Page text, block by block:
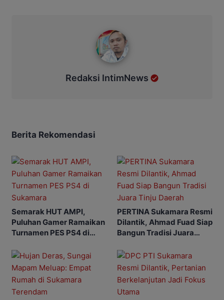
Redaksi IntimNews
Berita Rekomendasi
Semarak HUT AMPI,
Puluhan Gamer Ramaikan
Turnamen PES PS4 di
PERTINA Sukamara Resmi
Dilantik, Ahmad Fuad Siap
Bangun Tradisi Juara